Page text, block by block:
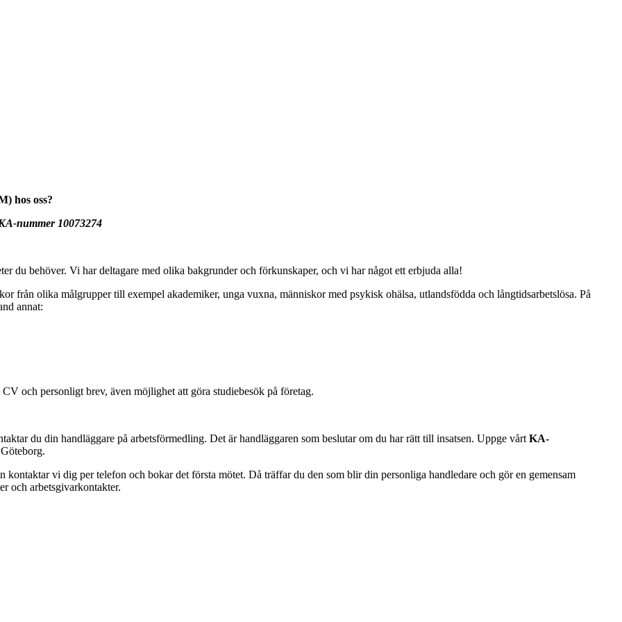
hos oss?
nummer 10073274
du behöver. Vi har deltagare med olika bakgrunder och förkunskaper, och vi har något ett erbjuda alla!
från olika målgrupper till exempel akademiker, unga vuxna, människor med psykisk ohälsa, utlandsfödda och långtidsarbetslösa. På
annat:
och personligt brev, även möjlighet att göra studiebesök på företag.
du din handläggare på arbetsförmedling. Det är handläggaren som beslutar om du har rätt till insatsen. Uppge vårt KA-
vi dig per telefon och bokar det första mötet. Då träffar du den som blir din personliga handledare och gör en gemensam
och arbetsgivarkontakter.